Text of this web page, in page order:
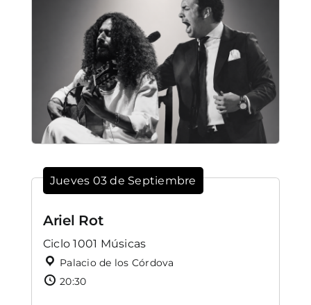
Jueves 03 de Septiembre
Ariel Rot
Ciclo 1001 Músicas
Palacio de los Córdova
20:30